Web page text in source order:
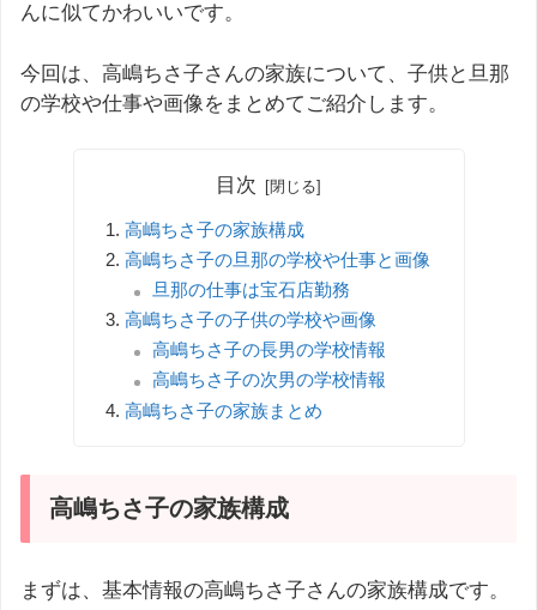
んに似てかわいいです。
今回は、高嶋ちさ子さんの家族について、子供と旦那
の学校や仕事や画像をまとめてご紹介します。
目次
高嶋ちさ子の家族構成
高嶋ちさ子の旦那の学校や仕事と画像
旦那の仕事は宝石店勤務
高嶋ちさ子の子供の学校や画像
高嶋ちさ子の長男の学校情報
高嶋ちさ子の次男の学校情報
高嶋ちさ子の家族まとめ
高嶋ちさ子の家族構成
まずは、基本情報の高嶋ちさ子さんの家族構成です。